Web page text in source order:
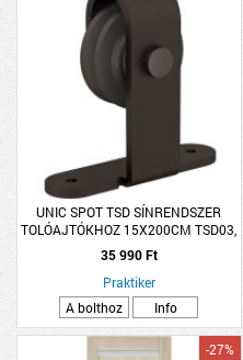
UNIC SPOT TSD SÍNRENDSZER
TOLÓAJTÓKHOZ 15X200CM TSD03,
TSD01 TOLÓAJTÓKHOZ
35 990 Ft
Praktiker
A bolthoz
Info
-27%